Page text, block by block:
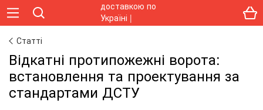
Статті
Відкатні протипожежні ворота:
встановлення та проектування за
стандартами ДСТУ